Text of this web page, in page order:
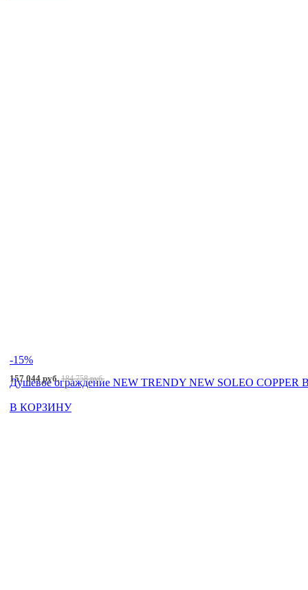
-15%
Душевое ограждение NEW TRENDY NEW SOLEO COPPER
157 044 руб. 184 758 руб.
В КОРЗИНУ